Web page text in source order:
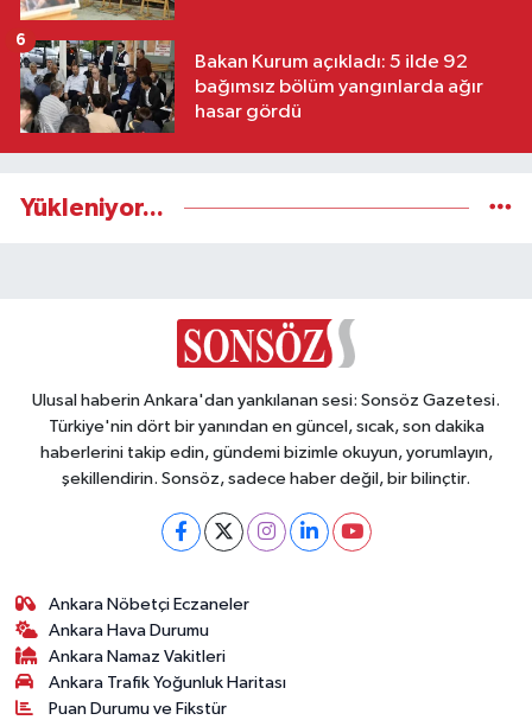
Bakan Kurum açıkladı: 5 ilde 92
bağımsız bölüm yangınlarda ağır
hasar gördü
6
Yükleniyor...
Ulusal haberin Ankara'dan yankılanan sesi: Sonsöz Gazetesi.
Türkiye'nin dört bir yanından en güncel, sıcak, son dakika
haberlerini takip edin, gündemi bizimle okuyun, yorumlayın,
şekillendirin. Sonsöz, sadece haber değil, bir bilinçtir.
Ankara Nöbetçi Eczaneler
Ankara Hava Durumu
Ankara Namaz Vakitleri
Ankara Trafik Yoğunluk Haritası
Puan Durumu ve Fikstür